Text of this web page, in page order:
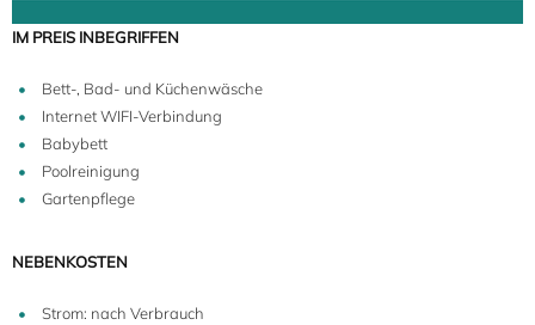
IM PREIS INBEGRIFFEN
Bett-, Bad- und Küchenwäsche
Internet WIFI-Verbindung
Babybett
Poolreinigung
Gartenpflege
NEBENKOSTEN
Strom: nach Verbrauch